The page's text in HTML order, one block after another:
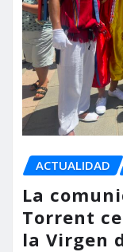
ACTUALIDAD
La
Torrent
la Virgen